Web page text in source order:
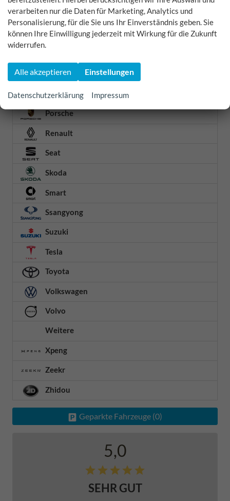
Nissan
Omoda
Peugeot
Polestar
Porsche
Renault
Seat
Skoda
Smart
Ssangyong
Suzuki
Tesla
Toyota
Volkswagen
Volvo
Weitere
Xpeng
Zeekr
Zhidou
Geparkte Fahrzeuge (0)
5,0
SEHR GUT
verarbeiten nur die Daten für Marketing, Analytics und
Personalisierung, für die Sie uns Ihr Einverständnis geben. Sie
können Ihre Einwilligung jederzeit mit Wirkung für die Zukunft
widerrufen.
Alle akzeptieren Einstellungen
Datenschutzerklärung Impressum